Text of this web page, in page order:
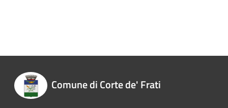
Comune di Corte de' Frati